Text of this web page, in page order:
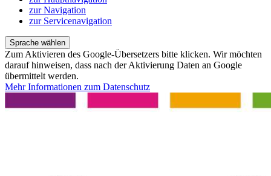
zur Navigation
zur Servicenavigation
Sprache wählen
Zum Aktivieren des Google-Übersetzers bitte klicken. Wir möchten
darauf hinweisen, dass nach der Aktivierung Daten an Google
übermittelt werden.
Mehr Informationen zum Datenschutz